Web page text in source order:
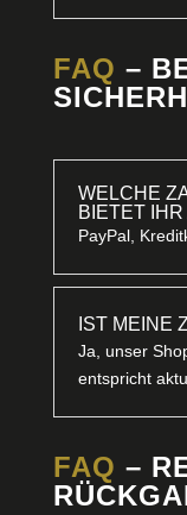
FAQ –
WELCHE
BIETET
PayPal,
IST MEINE
Ja, unser
entspricht
FAQ –